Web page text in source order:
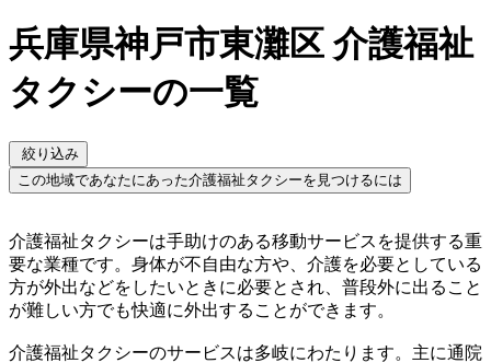
兵庫県神戸市東灘区 介護福祉
タクシーの一覧
絞り込み
この地域であなたにあった介護福祉タクシーを見つけるには
介護福祉タクシーは手助けのある移動サービスを提供する重
要な業種です。身体が不自由な方や、介護を必要としている
方が外出などをしたいときに必要とされ、普段外に出ること
が難しい方でも快適に外出することができます。
介護福祉タクシーのサービスは多岐にわたります。主に通院